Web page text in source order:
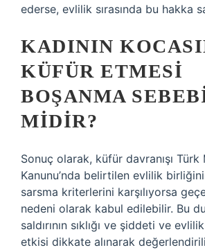
ederse, evlilik sırasında bu hakka
KADININ
KÜFÜR ETMESI
BOŞANMA
MIDIR?
Sonuç olarak, küfür davranışı Türk
Kanunu’nda belirtilen evlilik
sarsma kriterlerini karşılıyorsa
nedeni olarak kabul edilebilir. Bu
saldırının sıklığı ve şiddeti ve
etkisi dikkate alınarak